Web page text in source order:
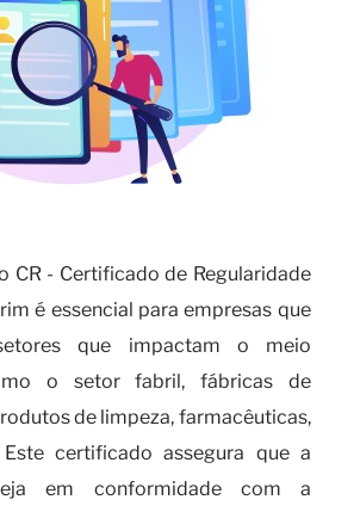
CR - Certificado de Regularidade
é essencial para empresas que
que impactam o meio
o setor fabril, fábricas de
de limpeza, farmacêuticas,
certificado assegura que a
em conformidade com a